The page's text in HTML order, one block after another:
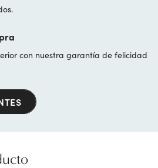
con nuestra garantía de felicidad